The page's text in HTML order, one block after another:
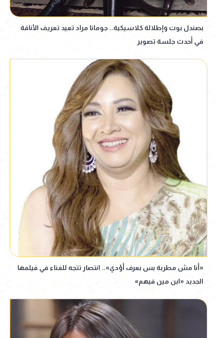
بصندل بوت وإطلالة كلاسيكية.. جومانا مراد تعيد تعريف الأناقة
في أحدث جلسة تصوير
«أنا مش مطربة بس بعرف أؤدي».. انتصار تتجه للغناء في فيلمها
الجديد «ابن مين فيهم»